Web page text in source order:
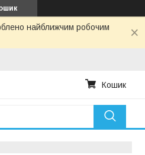
найближчим робочим
Кошик